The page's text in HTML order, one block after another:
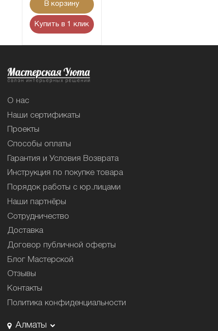
В корзину
Купить в 1 клик
О нас
Наши сертификаты
Проекты
Способы оплаты
Гарантия и Условия Возврата
Инструкция по покупке товара
Порядок работы с юр.лицами
Наши партнёры
Сотрудничество
Доставка
Договор публичной оферты
Блог Мастерской
Отзывы
Контакты
Политика конфиденциальности
Алматы